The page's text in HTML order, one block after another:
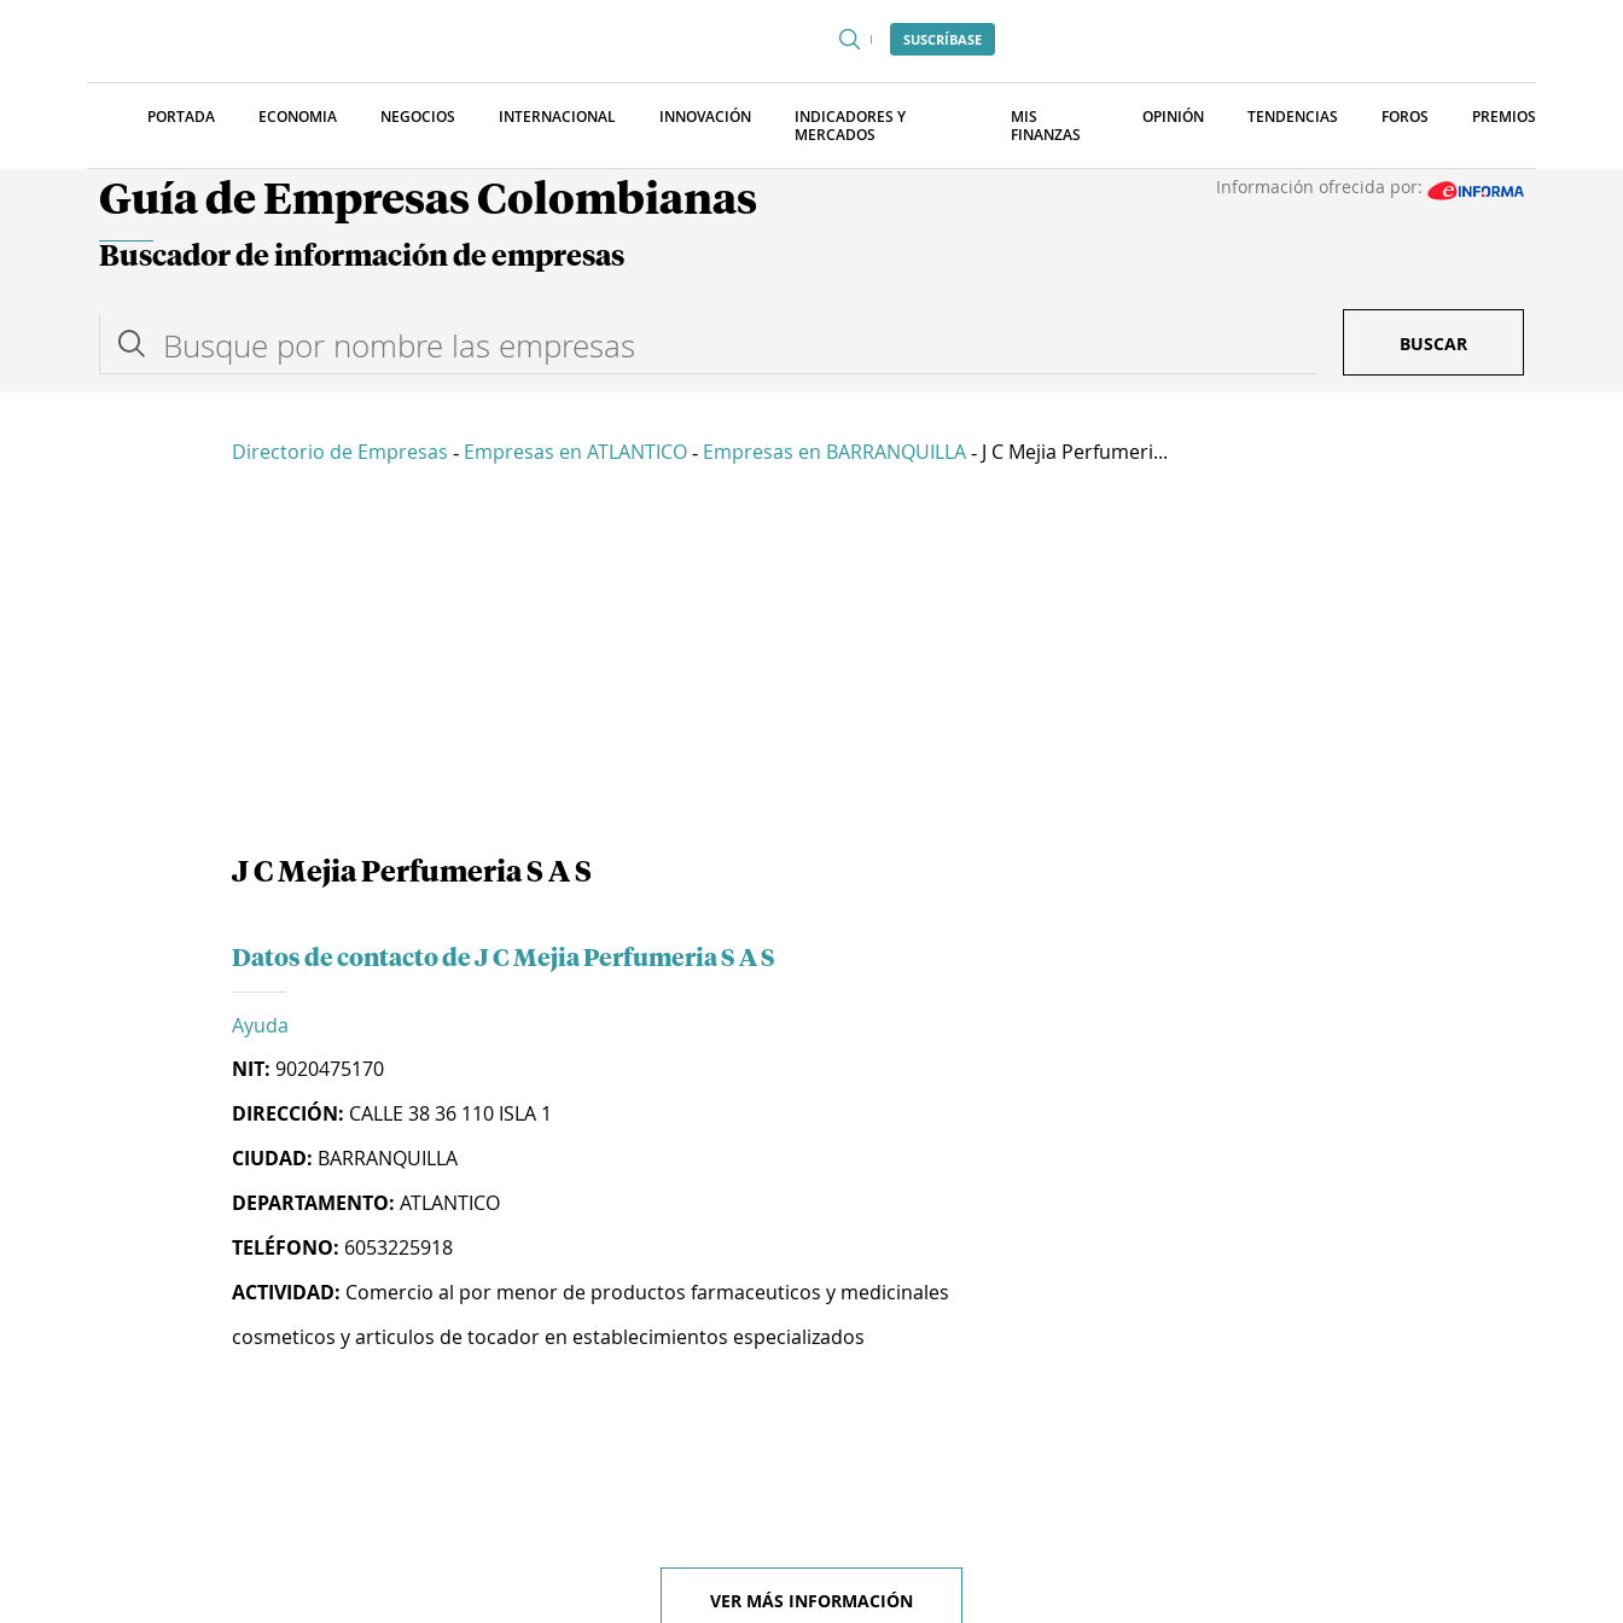
SUSCRÍBASE
PORTADA ECONOMIA NEGOCIOS INTERNACIONAL INNOVACIÓN
INDICADORES Y
MERCADOS
MIS
FINANZAS
OPINIÓN TENDENCIAS FOROS PREMIOS
Guía de Empresas Colombianas Información ofrecida por:
Buscador de información de empresas
BUSCAR
Directorio de Empresas - Empresas en ATLANTICO - Empresas en BARRANQUILLA - J C Mejia Perfumeri...
J C Mejia Perfumeria S A S
Datos de contacto de J C Mejia Perfumeria S A S
Ayuda
NIT: 9020475170
DIRECCIÓN: CALLE 38 36 110 ISLA 1
CIUDAD: BARRANQUILLA
DEPARTAMENTO: ATLANTICO
TELÉFONO: 6053225918
ACTIVIDAD: Comercio al por menor de productos farmaceuticos y medicinales
cosmeticos y articulos de tocador en establecimientos especializados
VER MÁS INFORMACIÓN